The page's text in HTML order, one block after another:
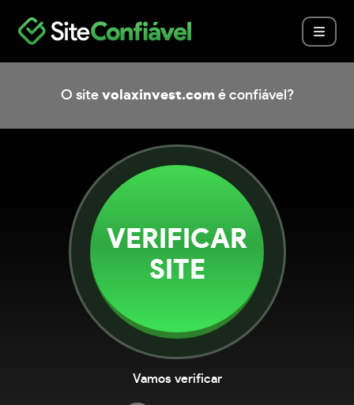
O site volaxinvest.com é confiável?
VERIFICAR
SITE
Vamos verificar